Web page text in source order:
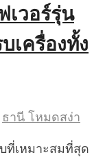
เวอร์รุ่น
เครื่องทั้ง
ธานี โหมดสง่า
ที่เหมาะสมที่สุด